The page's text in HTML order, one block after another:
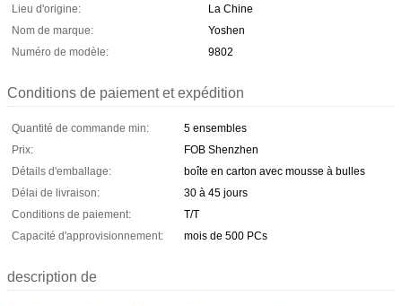
Lieu d'origine:
La Chine
Nom de marque:
Yoshen
Numéro de modèle:
9802
Conditions de paiement et expédition
Quantité de commande min:
5 ensembles
Prix:
FOB Shenzhen
Détails d'emballage:
boîte en carton avec mousse à bulles
Délai de livraison:
30 à 45 jours
Conditions de paiement:
T/T
Capacité d'approvisionnement:
mois de 500 PCs
description de